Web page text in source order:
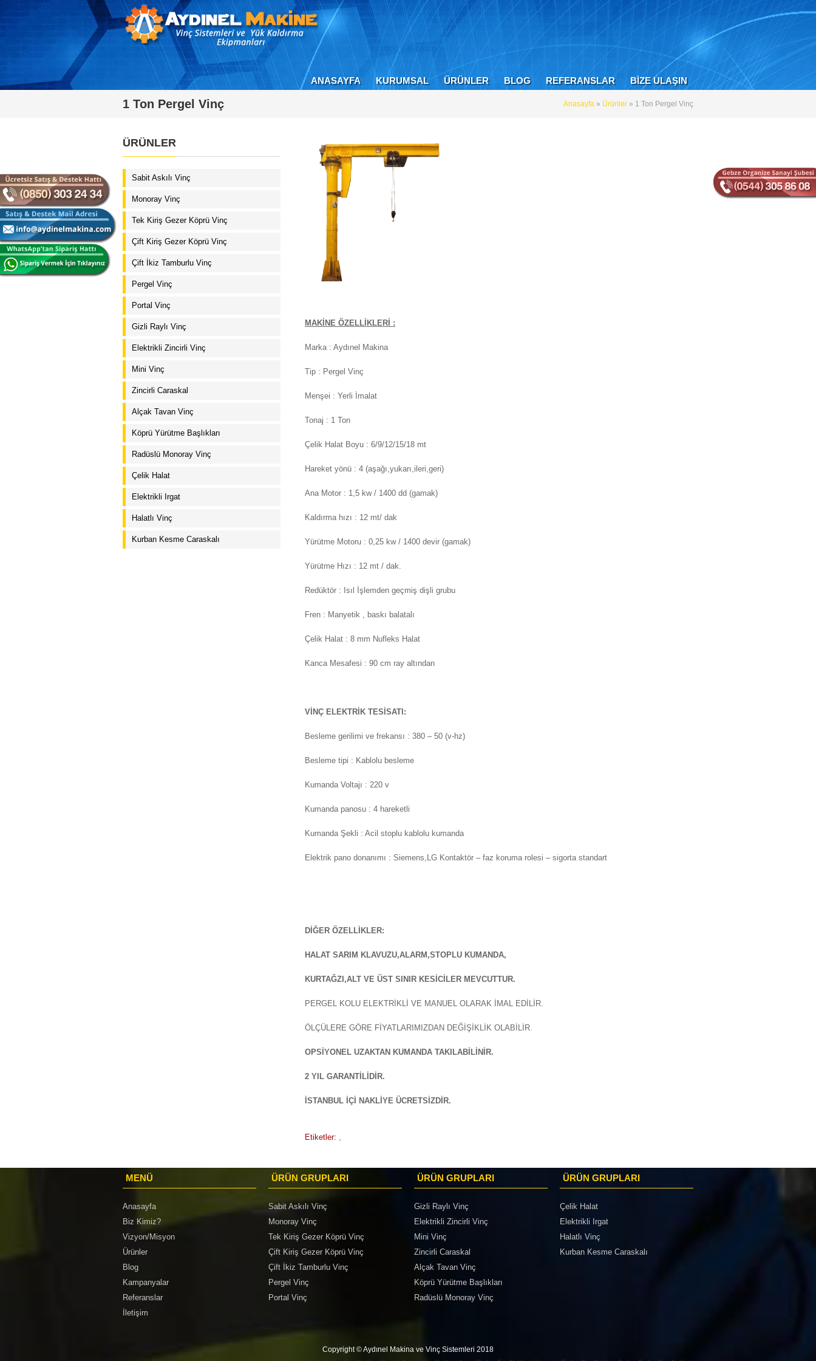
ANASAYFA KURUMSAL ÜRÜNLER BLOG REFERANSLAR BİZE ULAŞIN
1 Ton Pergel Vinç Anasayfa » Ürünler » 1 Ton Pergel Vinç
MAKİNE ÖZELLİKLERİ :
Marka : Aydınel Makina
Tip : Pergel Vinç
Menşei : Yerli İmalat
Tonaj : 1 Ton
Çelik Halat Boyu : 6/9/12/15/18 mt
Hareket yönü : 4 (aşağı,yukarı,ileri,geri)
Ana Motor : 1,5 kw / 1400 dd (gamak)
Kaldırma hızı : 12 mt/ dak
Yürütme Motoru : 0,25 kw / 1400 devir (gamak)
Yürütme Hızı : 12 mt / dak.
Redüktör : Isıl İşlemden geçmiş dişli grubu
Fren : Manyetik , baskı balatalı
Çelik Halat : 8 mm Nufleks Halat
Kanca Mesafesi : 90 cm ray altından
VİNÇ ELEKTRİK TESİSATI:
Besleme gerilimi ve frekansı : 380 – 50 (v-hz)
Besleme tipi : Kablolu besleme
Kumanda Voltajı : 220 v
Kumanda panosu : 4 hareketli
Kumanda Şekli : Acil stoplu kablolu kumanda
Elektrik pano donanımı : Siemens,LG Kontaktör – faz koruma rolesi – sigorta standart
DİĞER ÖZELLİKLER:
HALAT SARIM KLAVUZU,ALARM,STOPLU KUMANDA,
KURTAĞZI,ALT VE ÜST SINIR KESİCİLER MEVCUTTUR.
PERGEL KOLU ELEKTRİKLİ VE MANUEL OLARAK İMAL EDİLİR.
ÖLÇÜLERE GÖRE FİYATLARIMIZDAN DEĞİŞİKLİK OLABİLİR.
OPSİYONEL UZAKTAN KUMANDA TAKILABİLİNİR.
2 YIL GARANTİLİDİR.
İSTANBUL İÇİ NAKLİYE ÜCRETSİZDİR.
Etiketler: ,
ÜRÜNLER
Sabit Askılı Vinç
Monoray Vinç
Tek Kiriş Gezer Köprü Vinç
Çift Kiriş Gezer Köprü Vinç
Çift İkiz Tamburlu Vinç
Pergel Vinç
Portal Vinç
Gizli Raylı Vinç
Elektrikli Zincirli Vinç
Mini Vinç
Zincirli Caraskal
Alçak Tavan Vinç
Köprü Yürütme Başlıkları
Radüslü Monoray Vinç
Çelik Halat
Elektrikli Irgat
Halatlı Vinç
Kurban Kesme Caraskalı
MENÜ
Anasayfa
Biz Kimiz?
Vizyon/Misyon
Ürünler
Blog
Kampanyalar
Referanslar
İletişim
ÜRÜN GRUPLARI
Sabit Askılı Vinç
Monoray Vinç
Tek Kiriş Gezer Köprü Vinç
Çift Kiriş Gezer Köprü Vinç
Çift İkiz Tamburlu Vinç
Pergel Vinç
Portal Vinç
ÜRÜN GRUPLARI
Gizli Raylı Vinç
Elektrikli Zincirli Vinç
Mini Vinç
Zincirli Caraskal
Alçak Tavan Vinç
Köprü Yürütme Başlıkları
Radüslü Monoray Vinç
ÜRÜN GRUPLARI
Çelik Halat
Elektrikli Irgat
Halatlı Vinç
Kurban Kesme Caraskalı
Copyright © Aydınel Makina ve Vinç Sistemleri 2018